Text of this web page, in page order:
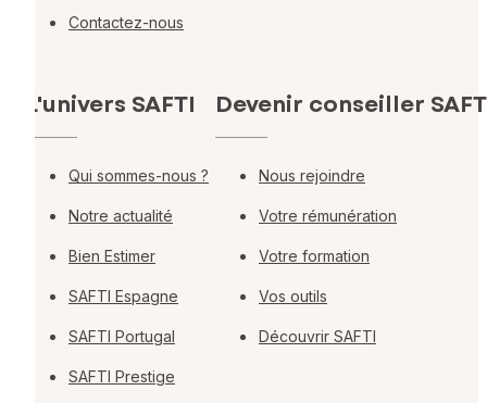
Contactez-nous
L'univers SAFTI
Qui sommes-nous ?
Notre actualité
Bien Estimer
SAFTI Espagne
SAFTI Portugal
SAFTI Prestige
Devenir conseiller
Nous rejoindre
Votre rémunération
Votre formation
Vos outils
Découvrir SAFTI